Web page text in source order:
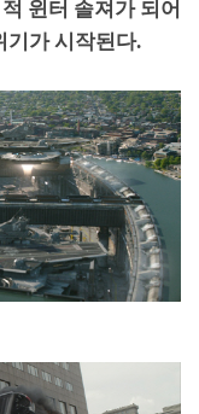
윈터 솔져가 되어
기가 시작된다.